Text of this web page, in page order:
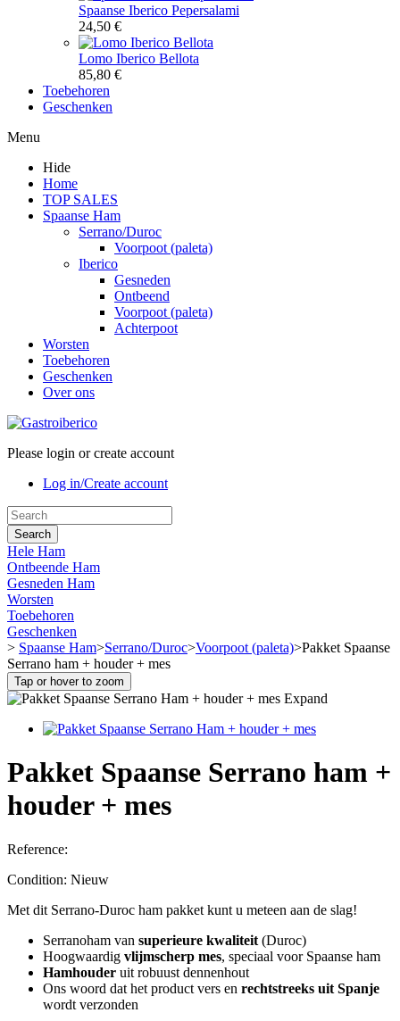
Spaanse Iberico Pepersalami
24,50 €
Lomo Iberico Bellota
85,80 €
Toebehoren
Geschenken
Menu
Hide
Home
TOP SALES
Spaanse Ham
Serrano/Duroc
Voorpoot (paleta)
Iberico
Gesneden
Ontbeend
Voorpoot (paleta)
Achterpoot
Worsten
Toebehoren
Geschenken
Over ons
Please login or create account
Log in/Create account
Search
Hele Ham
Ontbeende Ham
Gesneden Ham
Worsten
Toebehoren
Geschenken
> Spaanse Ham>Serrano/Duroc>Voorpoot (paleta)>Pakket Spaanse
Serrano ham + houder + mes
Tap or hover to zoom
Expand
Pakket Spaanse Serrano ham +
houder + mes
Reference:
Condition: Nieuw
Met dit Serrano-Duroc ham pakket kunt u meteen aan de slag!
Serranoham van superieure kwaliteit (Duroc)
Hoogwaardig vlijmscherp mes, speciaal voor Spaanse ham
Hamhouder uit robuust dennenhout
Ons woord dat het product vers en rechtstreeks uit Spanje
wordt verzonden